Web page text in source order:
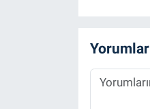
Yorumlar